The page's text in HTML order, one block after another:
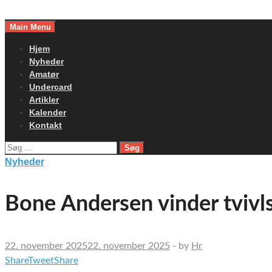
toMain Menu
Hjem
Nyheder
Amatør
Undercard
Artikler
Kalender
Kontakt
Søg
efter:
Nyheder
Bone Andersen vinder
22. november 202522. november 2025 - by Hr
ShareTweetShare